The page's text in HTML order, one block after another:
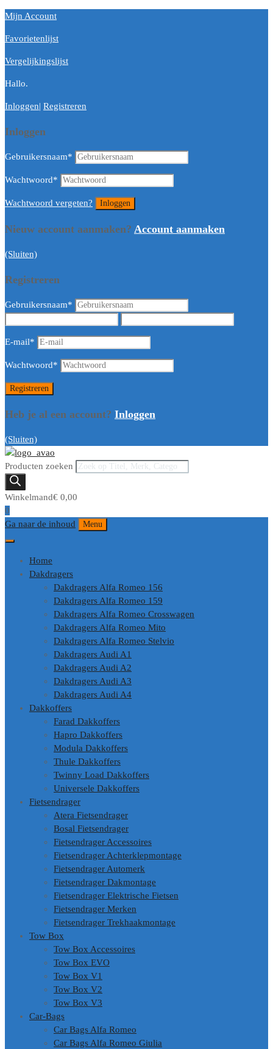
Mijn Account
Favorietenlijst
Vergelijkingslijst
Hallo.
Inloggen| Registreren
Inloggen
Gebruikersnaam*
Wachtwoord*
Wachtwoord vergeten?
Nieuw account aanmaken? Account aanmaken
(Sluiten)
Registreren
Gebruikersnaam*
E-mail*
Wachtwoord*
Heb je al een account? Inloggen
(Sluiten)
Producten zoeken
Winkelmand€ 0,00
0
Ga naar de inhoud
Menu
Home
Dakdragers
Dakdragers Alfa Romeo 156
Dakdragers Alfa Romeo 159
Dakdragers Alfa Romeo Crosswagen
Dakdragers Alfa Romeo Mito
Dakdragers Alfa Romeo Stelvio
Dakdragers Audi A1
Dakdragers Audi A2
Dakdragers Audi A3
Dakdragers Audi A4
Dakkoffers
Farad Dakkoffers
Hapro Dakkoffers
Modula Dakkoffers
Thule Dakkoffers
Twinny Load Dakkoffers
Universele Dakkoffers
Fietsendrager
Atera Fietsendrager
Bosal Fietsendrager
Fietsendrager Accessoires
Fietsendrager Achterklepmontage
Fietsendrager Automerk
Fietsendrager Dakmontage
Fietsendrager Elektrische Fietsen
Fietsendrager Merken
Fietsendrager Trekhaakmontage
Tow Box
Tow Box Accessoires
Tow Box EVO
Tow Box V1
Tow Box V2
Tow Box V3
Car-Bags
Car Bags Alfa Romeo
Car Bags Alfa Romeo Giulia